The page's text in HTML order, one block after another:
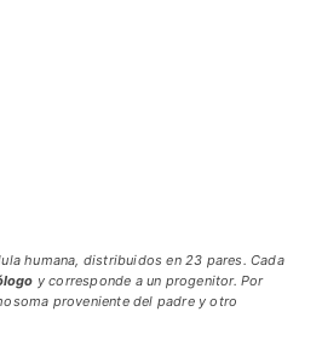
humana, distribuidos en 23 pares. Cada
y corresponde a un progenitor. Por
proveniente del padre y otro